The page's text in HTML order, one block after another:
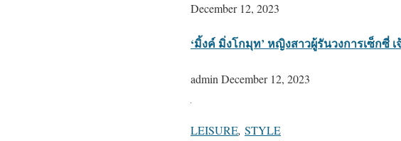
December 12, 2023
‘มิ้งค์ มิ่งโกมุท’ หญิงสาวผู้รันวงการเซ็กซี่
admin December 12, 2023
LEISURE, STYLE